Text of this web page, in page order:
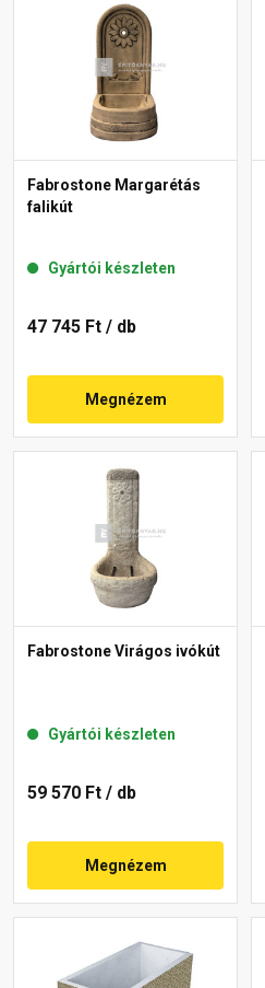
Fabrostone Margarétás
falikút
Gyártói készleten
47 745 Ft / db
Megnézem
Fabrostone Virágos ivókút
Gyártói készleten
59 570 Ft / db
Megnézem